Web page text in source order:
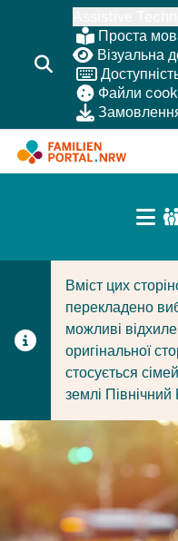
основного
змісту
Проста
Візуальна
Файли
CURRENT
CURRENT SECTION
Вміст цих
перекладено
можливі
оригінальної
стосується
землі